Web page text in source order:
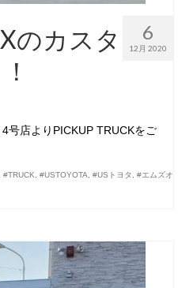
6
12月 2020
のカスタ
号店よりPICKUP TRUCKをご
#TRUCK #USTOYOTA #USトヨタ
#エムズオ